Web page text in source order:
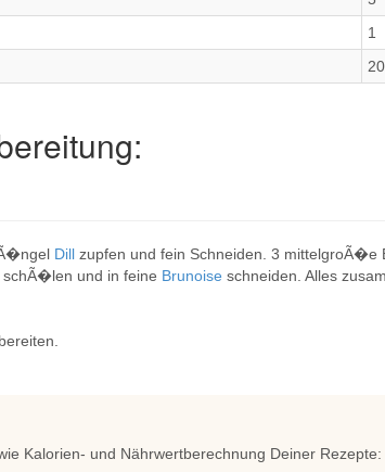
1
20
Dill zupfen und fein Schneiden. 3 mittelgroÃ�e
schÃ�len und in feine Brunoise schneiden. Alles
Kalorien- und Nährwertberechnung Deiner Rezepte: